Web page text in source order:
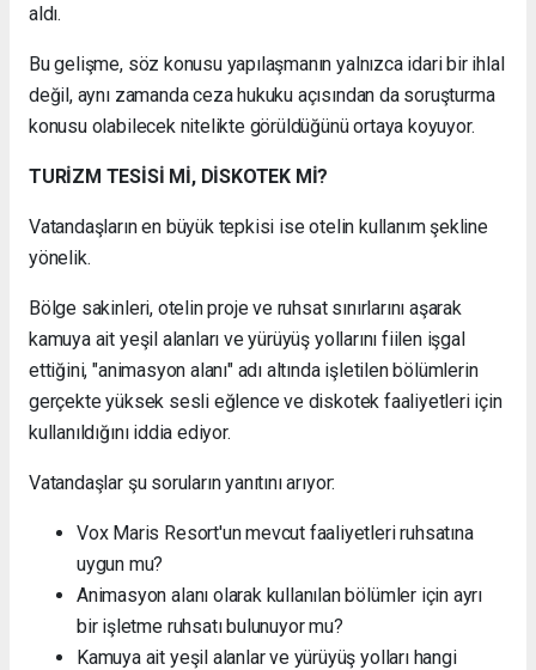
aldı.
Bu gelişme, söz konusu yapılaşmanın yalnızca idari bir ihlal
değil, aynı zamanda ceza hukuku açısından da soruşturma
konusu olabilecek nitelikte görüldüğünü ortaya koyuyor.
TURİZM TESİSİ Mİ, DİSKOTEK Mİ?
Vatandaşların en büyük tepkisi ise otelin kullanım şekline
yönelik.
Bölge sakinleri, otelin proje ve ruhsat sınırlarını aşarak
kamuya ait yeşil alanları ve yürüyüş yollarını fiilen işgal
ettiğini, "animasyon alanı" adı altında işletilen bölümlerin
gerçekte yüksek sesli eğlence ve diskotek faaliyetleri için
kullanıldığını iddia ediyor.
Vatandaşlar şu soruların yanıtını arıyor:
Vox Maris Resort'un mevcut faaliyetleri ruhsatına
uygun mu?
Animasyon alanı olarak kullanılan bölümler için ayrı
bir işletme ruhsatı bulunuyor mu?
Kamuya ait yeşil alanlar ve yürüyüş yolları hangi